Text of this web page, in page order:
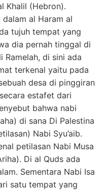
Khalil (Hebron).
al Haram al
tujuh tempat yang
dia pernah tinggal di
Ramelah, di sini ada
terkenal yaitu pada
desa di pinggiran
estafet dari
bahwa nabi
di sana Di Palestina
Nabi Syu’aib.
petilasan Nabi Musa
Di al Quds ada
Sementara Nabi Isa
satu tempat yang